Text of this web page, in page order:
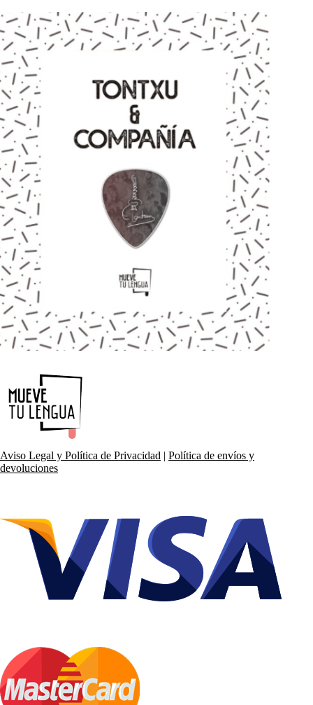
Aviso Legal y Política de Privacidad | Política de envíos y
devoluciones